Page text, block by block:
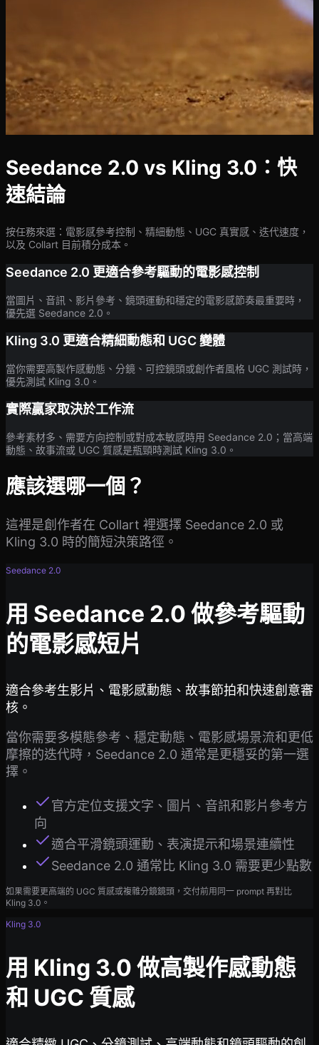
Seedance 2.0 vs Kling 3.0：快
速結論
按任務來選：電影感參考控制、精細動態、UGC 真實感、迭代速度，
以及 Collart 目前積分成本。
Seedance 2.0 更適合參考驅動的電影感控制
當圖片、音訊、影片參考、鏡頭運動和穩定的電影感節奏最重要時，
優先選 Seedance 2.0。
Kling 3.0 更適合精細動態和 UGC 變體
當你需要高製作感動態、分鏡、可控鏡頭或創作者風格 UGC 測試時，
優先測試 Kling 3.0。
實際贏家取決於工作流
參考素材多、需要方向控制或對成本敏感時用 Seedance 2.0；當高端
動態、故事流或 UGC 質感是瓶頸時測試 Kling 3.0。
應該選哪一個？
這裡是創作者在 Collart 裡選擇 Seedance 2.0 或
Kling 3.0 時的簡短決策路徑。
Seedance 2.0
用 Seedance 2.0 做參考驅動
的電影感短片
適合參考生影片、電影感動態、故事節拍和快速創意審
核。
當你需要多模態參考、穩定動態、電影感場景流和更低
摩擦的迭代時，Seedance 2.0 通常是更穩妥的第一選
擇。
官方定位支援文字、圖片、音訊和影片參考方
向
適合平滑鏡頭運動、表演提示和場景連續性
Seedance 2.0 通常比 Kling 3.0 需要更少點數
如果需要更高端的 UGC 質感或複雜分鏡鏡頭，交付前用同一 prompt 再對比
Kling 3.0。
Kling 3.0
用 Kling 3.0 做高製作感動態
和 UGC 質感